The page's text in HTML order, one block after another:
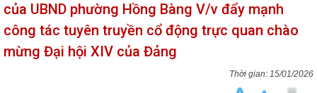
của UBND phường Hồng Bàng V/v đẩy mạnh
công tác tuyên truyền cổ động trực quan chào
mừng Đại hội XIV của Đảng
15/01/2026